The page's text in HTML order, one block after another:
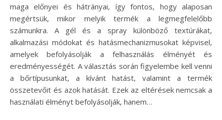
maga előnyei és hátrányai, így fontos, hogy alaposan
megértsük, mikor melyik termék a legmegfelelőbb
számunkra. A gél és a spray különböző textúrákat,
alkalmazási módokat és hatásmechanizmusokat képvisel,
amelyek befolyásolják a felhasználás élményét és
eredményességét. A választás során figyelembe kell venni
a bőrtípusunkat, a kívánt hatást, valamint a termék
összetevőit és azok hatását. Ezek az eltérések nemcsak a
használati élményt befolyásolják, hanem…